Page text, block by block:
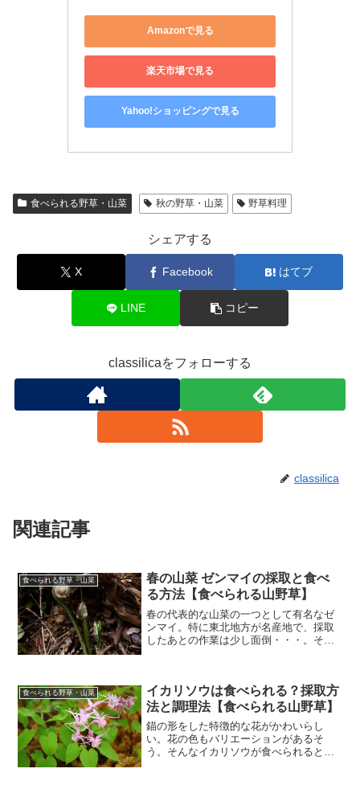
Amazonで見る
楽天市場で見る
Yahoo!ショッピングで見る
食べられる野草・山菜 秋の野草・山菜 野草料理
シェアする
X Facebook はてブ
LINE コピー
classilicaをフォローする
classilica
関連記事
食べられる野草・山菜
春の山菜 ゼンマイの採取と食べ
る方法【食べられる山野草】
春の代表的な山菜の一つとして有名なゼ
ンマイ。特に東北地方が名産地で、採取
したあとの作業は少し面倒・・・。そん
（シダ植物） 別名：ゼ...
食べられる野草・山菜
イカリソウは食べられる？採取方
法と調理法【食べられる山野草】
錨の形をした特徴的な花がかわいらし
い。花の色もバリエーションがあるそ
う。そんなイカリソウが食べられるとの